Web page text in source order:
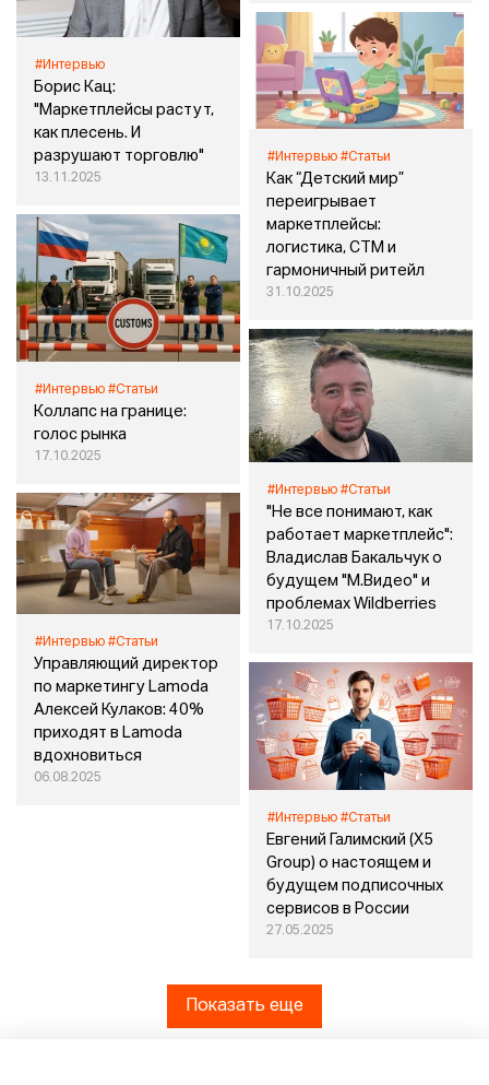
#Интервью
Борис Кац:
"Маркетплейсы растут,
как плесень. И
разрушают торговлю"
13.11.2025
#Интервью #Статьи
Как “Детский мир”
переигрывает
маркетплейсы:
логистика, СТМ и
гармоничный ритейл
31.10.2025
#Интервью #Статьи
Коллапс на границе:
голос рынка
17.10.2025
#Интервью #Статьи
"Не все понимают, как
работает маркетплейс":
Владислав Бакальчук о
будущем "М.Видео" и
проблемах Wildberries
17.10.2025
#Интервью #Статьи
Управляющий директор
по маркетингу Lamoda
Алексей Кулаков: 40%
приходят в Lamoda
вдохновиться
06.08.2025
#Интервью #Статьи
Евгений Галимский (Х5
Group) о настоящем и
будущем подписочных
сервисов в России
27.05.2025
Показать еще